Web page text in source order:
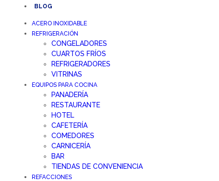
BLOG
ACERO INOXIDABLE
REFRIGERACIÓN
CONGELADORES
CUARTOS FRÍOS
REFRIGERADORES
VITRINAS
EQUIPOS PARA COCINA
PANADERÍA
RESTAURANTE
HOTEL
CAFETERÍA
COMEDORES
CARNICERÍA
BAR
TIENDAS DE CONVENIENCIA
REFACCIONES